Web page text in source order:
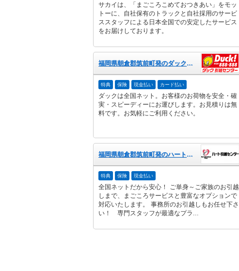
サカイは、「まごころこめておつきあい」をモッ
トーに、自社保有のトラックと自社採用のサービ
ススタッフによる日本全国での安定したサービス
をお届けしております。
福岡県朝倉郡筑前町発のダック引越センター
特典 保険 現金払い カード払い
ダックは全国ネット。お客様のお荷物を安全・確
実・スピーディーにお運びします。お見積りは無
料です。お気軽にご利用ください。
福岡県朝倉郡筑前町発のハート引越センター
特典 保険 現金払い
全国ネットだから安心！ ご単身～ご家族のお引越
しまで、まごころサービスと豊富なオプションで
対応いたします。 事務所のお引越しもお任せ下さ
い！ 専門スタッフが最適なプラ...